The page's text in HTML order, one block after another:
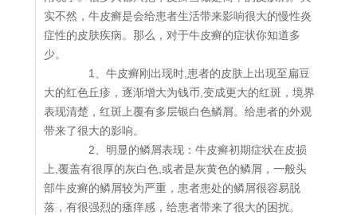
实不然，牛皮癣是会给患者生活带来影响很大的慢性炎
症性的皮肤疾病。那么，对于牛皮癣的症状你知道多
少。
1、牛皮癣刚出现时,患者的皮肤上出现至扁豆
大的红色丘疹，逐渐增大为钱币,变成更大的红斑，境界
表现清楚，红斑上覆有多层银白色鳞屑。给患者的外观
带来了很大的影响。
2、明显的鳞屑表现：牛皮癣初期症状在皮损
上,覆盖有很厚的灰白色,或者是灰黄色的鳞屑，一般头
部牛皮癣的鳞屑较为严重，患者患处的鳞屑很容易脱
落，有很强烈的瘙痒感，给患者带来了很大的困扰。